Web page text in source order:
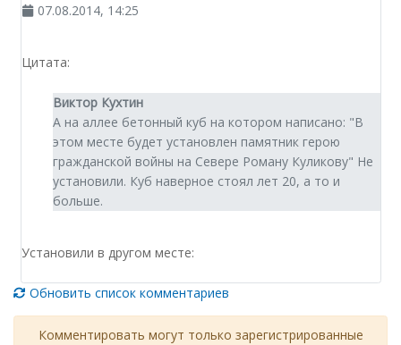
07.08.2014, 14:25
Цитата:
Виктор Кухтин
А на аллее бетонный куб на котором написано: "В
этом месте будет установлен памятник герою
гражданской войны на Севере Роману Куликову" Не
установили. Куб наверное стоял лет 20, а то и
больше.
Установили в другом месте:
Обновить список комментариев
Комментировать могут только зарегистрированные